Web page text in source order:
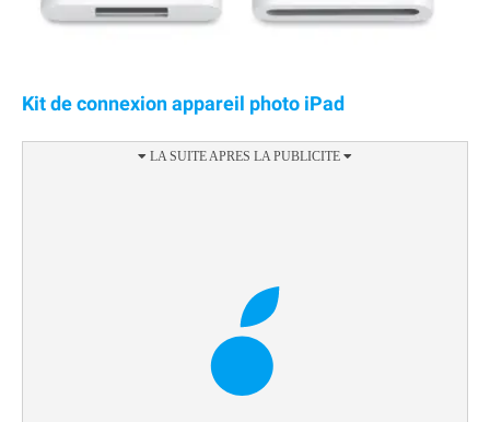
Kit de connexion appareil photo iPad